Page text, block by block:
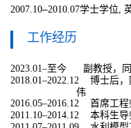
2007.10–2010.07学士学位
工作经历
2023.01–至今 副教授，
2018.01–2022.12 博士后
伟
2016.05–2016.12 首席工程
2011.10–2014.12 本科生导